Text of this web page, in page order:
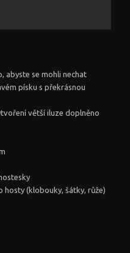
abyste se mohli nechat
písku s překrásnou
větší iluze doplněno
(klobouky, šátky, růže)